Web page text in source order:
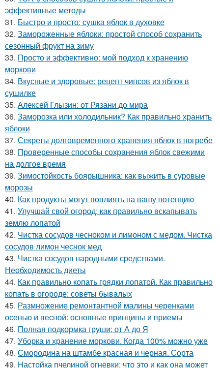
эффективные методы
31. Быстро и просто: сушка яблок в духовке
32. Замороженные яблоки: простой способ сохранить
сезонный фрукт на зиму
33. Просто и эффективно: мой подход к хранению
моркови
34. Вкусные и здоровые: рецепт чипсов из яблок в
сушилке
35. Алексей Глызин: от Рязани до мира
36. Заморозка или холодильник? Как правильно хранить
яблоки
37. Секреты долговременного хранения яблок в погребе
38. Проверенные способы сохранения яблок свежими
на долгое время
39. Зимостойкость боярышника: как выжить в суровые
морозы
40. Как продукты могут повлиять на вашу потенцию
41. Улучшай свой огород: как правильно вскапывать
землю лопатой
42. Чистка сосудов чесноком и лимоном с медом. Чистка
сосудов лимон чеснок мед
43. Чистка сосудов народными средствами.
Необходимость диеты
44. Как правильно копать грядки лопатой. Как правильно
копать в огороде: советы бывалых
45. Размножение ремонтантной малины черенками
осенью и весной: основные принципы и приемы
46. Полная подкормка груши: от А до Я
47. Уборка и хранение моркови. Когда 100% можно уже
48. Смородина на штамбе красная и черная. Сорта
49. Настойка пчелиной огневки: что это и как она может